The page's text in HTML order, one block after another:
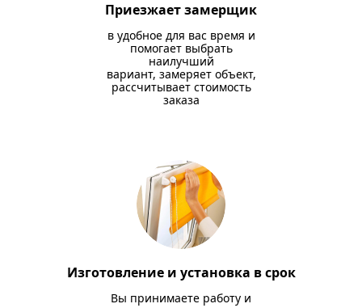
Приезжает замерщик
в удобное для вас время и
помогает выбрать
наилучший
вариант, замеряет объект,
рассчитывает стоимость
заказа
Изготовление и установка в срок
Вы принимаете работу и